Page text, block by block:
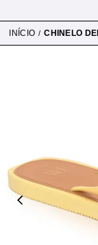
INÍCIO CHINELO